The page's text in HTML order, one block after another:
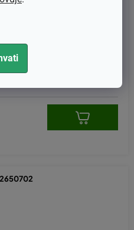
545II, 550XP, 550II, 555, 560
zamjenjuje original 505217301